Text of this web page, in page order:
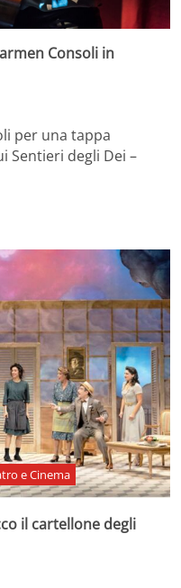
Consoli in
per una tappa
Sentieri degli Dei –
e Cinema
il cartellone degli